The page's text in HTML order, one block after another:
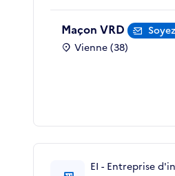
Maçon VRD
Vienne (38)
EI - Entreprise